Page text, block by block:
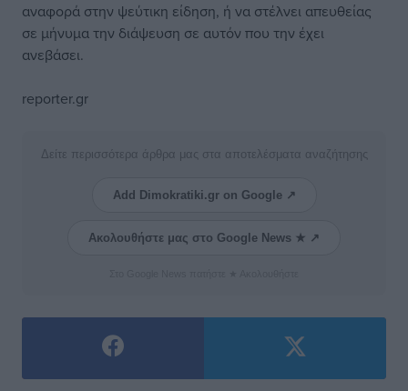
αναφορά στην ψεύτικη είδηση, ή να στέλνει απευθείας
σε μήνυμα την διάψευση σε αυτόν που την έχει
ανεβάσει.
reporter.gr
Δείτε περισσότερα άρθρα μας στα αποτελέσματα αναζήτησης
Add Dimokratiki.gr on Google ↗
Ακολουθήστε μας στο Google News ★ ↗